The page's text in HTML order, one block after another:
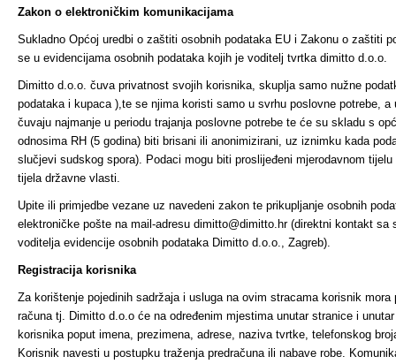
Zakon o elektroničkim komunikacijama
Sukladno Općoj uredbi o zaštiti osobnih podataka EU i Zakonu o zaštiti
se u evidencijama osobnih podataka kojih je voditelj tvrtka dimitto d.o.o.
Dimitto d.o.o. čuva privatnost svojih korisnika, skuplja samo nužne
podataka i kupaca ),te se njima koristi samo u svrhu poslovne potrebe,
čuvaju najmanje u periodu trajanja poslovne potrebe te će su skladu s
odnosima RH (5 godina) biti brisani ili anonimizirani, uz iznimku kada
slučjevi sudskog spora). Podaci mogu biti proslijeđeni mjerodavnom
tijela državne vlasti.
Upite ili primjedbe vezane uz navedeni zakon te prikupljanje osobnih
elektroničke pošte na mail-adresu dimitto@dimitto.hr (direktni kontakt
voditelja evidencije osobnih podataka Dimitto d.o.o., Zagreb).
Registracija korisnika
Za korištenje pojedinih sadržaja i usluga na ovim stracama korisnik
računa tj. Dimitto d.o.o će na određenim mjestima unutar stranice i
korisnika poput imena, prezimena, adrese, naziva tvrtke, telefonskog
Korisnik navesti u postupku traženja predračuna ili nabave robe.